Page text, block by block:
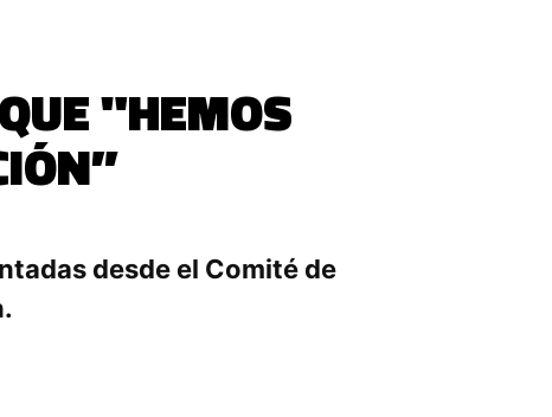
"HEMOS
desde el Comité de